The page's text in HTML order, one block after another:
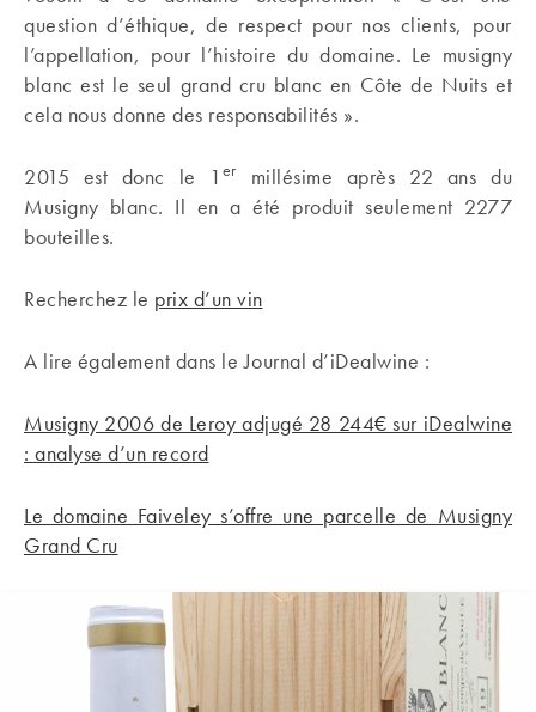
question d’éthique, de respect pour nos clients, pour
l’appellation, pour l’histoire du domaine. Le musigny
blanc est le seul grand cru blanc en Côte de Nuits et
cela nous donne des responsabilités ».
2015 est donc le 1 er
millésime après 22 ans du
Musigny blanc. Il en a été produit seulement 2277
bouteilles.
Recherchez le prix d’un vin
A lire également dans le Journal d’iDealwine :
Musigny 2006 de Leroy adjugé 28 244€ sur iDealwine
: analyse d’un record
Le domaine Faiveley s’offre une parcelle de Musigny
Grand Cru